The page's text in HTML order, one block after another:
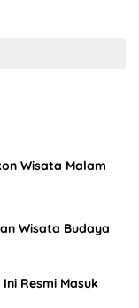
Wisata Malam
Wisata Budaya
Resmi Masuk